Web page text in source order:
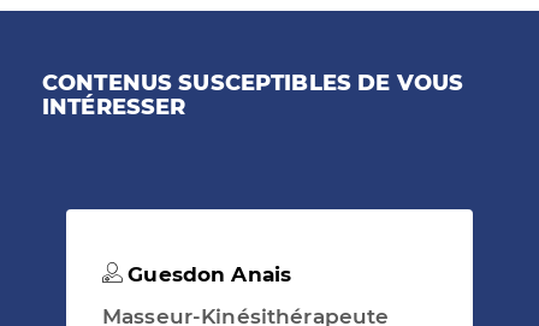
CONTENUS SUSCEPTIBLES DE VOUS
INTÉRESSER
Guesdon Anais
Masseur-Kinésithérapeute